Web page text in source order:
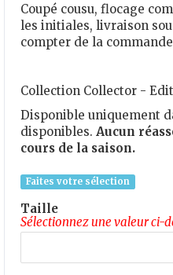
Coupé cousu, flocage
les initiales, livraison
compter de la
Collection Collector -
Disponible uniquement
disponibles. Aucun
cours de la saison.
Faites votre sélection
Taille
Sélectionnez une valeur ci-